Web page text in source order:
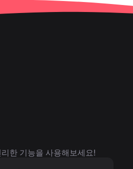
한 기능을 사용해보세요!